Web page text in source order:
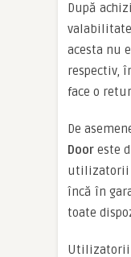
După
valabilitate
acesta nu
respectiv,
face o
De
Door este
utilizatorii
încă în
toate
Utilizatorii